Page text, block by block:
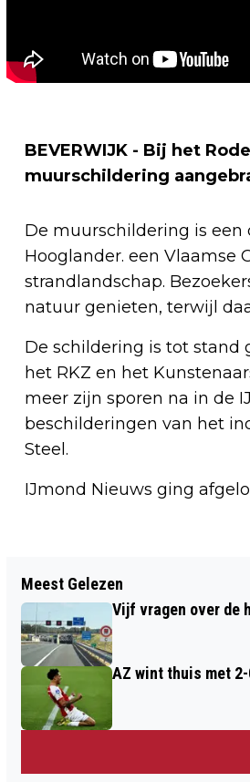
BEVERWIJK - Bij het
muurschildering
De muurschildering is een
Hooglander. een Vlaamse
strandlandschap.
natuur genieten, terwijl
De schildering is tot stand
het RKZ en het
meer zijn sporen na in de
beschilderingen van het
Steel.
IJmond Nieuws ging
TWINTIGDUIZEND EURO
STATION CASTRICUM
VERNIELINGEN
Meest Gelezen
Vijf vragen over de
AZ wint thuis met 2-